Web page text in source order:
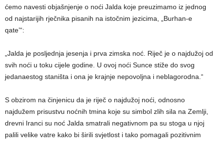
ćemo navesti objašnjenje o noći Jalda koje preuzimamo iz jednog
od najstarijih rječnika pisanih na istočnim jezicima, „Burhan-e
qate’“:
„Jalda je posljednja jesenja i prva zimska noć. Riječ je o najdužoj od
svih noći u toku cijele godine. U ovoj noći Sunce stiže do svog
jedanaestog staništa i ona je krajnje nepovoljna i neblagorodna.“
S obzirom na činjenicu da je riječ o najdužoj noći, odnosno
najdužem prisustvu noćnih tmina koje su simbol zlih sila na Zemlji,
drevni Iranci su noć Jalda smatrali negativnom pa su stoga u njoj
palili velike vatre kako bi širili svjetlost i tako pomagali pozitivnim